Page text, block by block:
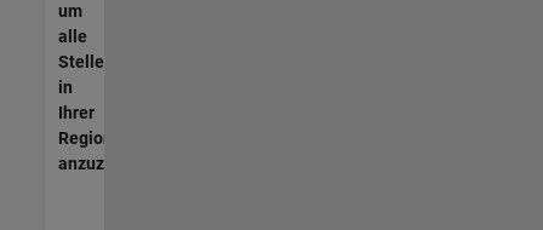
um
alle
Stellenangebote
in
Ihrer
Region
anzuzeigen.